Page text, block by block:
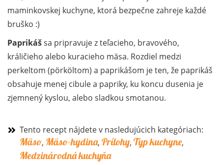
maminkovskej kuchyne, ktorá bezpečne zahreje každé
bruško :)
Paprikášsa pripravuje z teľacieho, bravového,
králičieho alebo kuracieho mäsa. Rozdiel medzi
perkeltom (pörköltom) a paprikášom je ten, že paprikáš
obsahuje menej cibule a papriky, ku koncu dusenia je
zjemnený kyslou, alebo sladkou smotanou.
Tento recept nájdete v nasledujúcich kategóriach:
Mäso, Mäso-hydina, Prílohy, Typ kuchyne,
Medzinárodná kuchyňa